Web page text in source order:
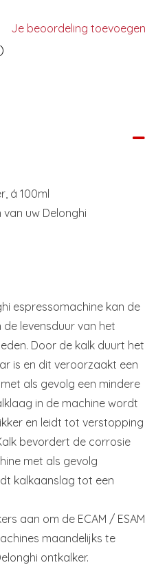
Je beoordeling toevoegen
á 100ml
uw Delonghi
espressomachine kan de
levensduur van het
Door de kalk duurt het
is en dit veroorzaakt een
als gevolg een mindere
in de machine wordt
en leidt tot verstopping
bevordert de corrosie
met als gevolg
kalkaanslag tot een
aan om de ECAM / ESAM
maandelijks te
ontkalker.